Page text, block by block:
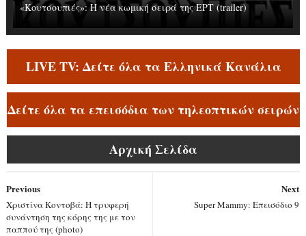
«Κουτσουπιές»: Η νέα κωμική σειρά της ΕΡΤ (trailer)
LIVE TV: Δείτε όλα τα Ελληνικά Κανάλια
Δείτε όλα τα επεισόδια των τηλεοπτικών σειρών
Αρχική Σελίδα
Next
Super Mammy: Επεισόδιο 9
Previous
Χριστίνα Κοντοβά: Η τρυφερή
συνάντηση της κόρης της με τον
παππού της (photo)